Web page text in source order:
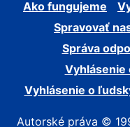
Ako fungujeme
Spravovať
Správa
Vyhlásenie
Vyhlásenie o
Autorské práva ©